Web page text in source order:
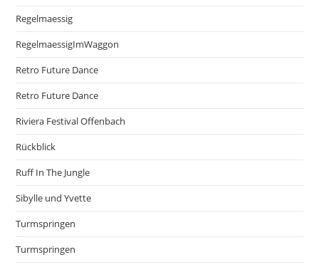
Regelmaessig
RegelmaessigImWaggon
Retro Future Dance
Retro Future Dance
Riviera Festival Offenbach
Rückblick
Ruff In The Jungle
Sibylle und Yvette
Turmspringen
Turmspringen